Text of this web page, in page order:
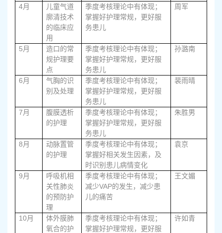
4月
儿童气道
廓清技术
的临床应
用
季度考核理论中有体现；
掌握好护理常规，更好服
务患儿
周军
5 月
造口的常
规护理要
点
季度考核理论中有体现；
掌握好护理常规，更好服
务患儿
孙潞南
6 月
气胸的识
别及处理
季度考核理论中有体现；
掌握好护理常规，更好服
务患儿
裴雨晴
7 月
腹膜透析
的护理
季度考核理论中有体现；
掌握好护理常规，更好服
务患儿
朱胜男
8 月
动脉置管
的护理
季度考核理论中有体现；
掌握好相关发生因素，及
时识别患儿病情变化
袁京
9 月
呼吸机相
关性肺炎
的预防护
理
季度考核理论中有体现；
减少VAP的发生，减少患
儿的痛苦
王文媚
10月
体外膜肺
氧合的护
季度考核理论中有体现；
掌握好护理常规，更好服
许如青